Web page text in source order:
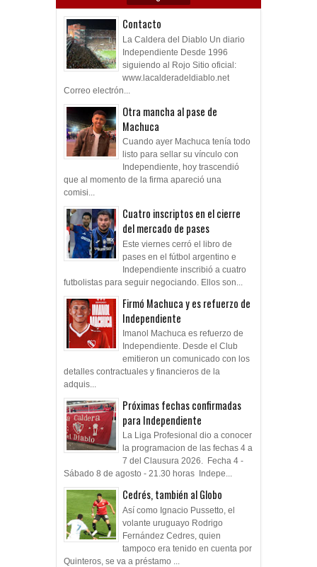
Contacto
La Caldera del Diablo Un diario
Independiente Desde 1996
siguiendo al Rojo Sitio oficial:
www.lacalderadeldiablo.net
Correo electrón...
Otra mancha al pase de
Machuca
Cuando ayer Machuca tenía todo
listo para sellar su vínculo con
Independiente, hoy trascendió
que al momento de la firma apareció una
comisi...
Cuatro inscriptos en el cierre
del mercado de pases
Este viernes cerró el libro de
pases en el fútbol argentino e
Independiente inscribió a cuatro
futbolistas para seguir negociando. Ellos son...
Firmó Machuca y es refuerzo de
Independiente
Imanol Machuca es refuerzo de
Independiente. Desde el Club
emitieron un comunicado con los
detalles contractuales y financieros de la
adquis...
Próximas fechas confirmadas
para Independiente
La Liga Profesional dio a conocer
la programacion de las fechas 4 a
7 del Clausura 2026. Fecha 4 -
Sábado 8 de agosto - 21.30 horas Indepe...
Cedrés, también al Globo
Así como Ignacio Pussetto, el
volante uruguayo Rodrigo
Fernández Cedres, quien
tampoco era tenido en cuenta por
Quinteros, se va a préstamo ...